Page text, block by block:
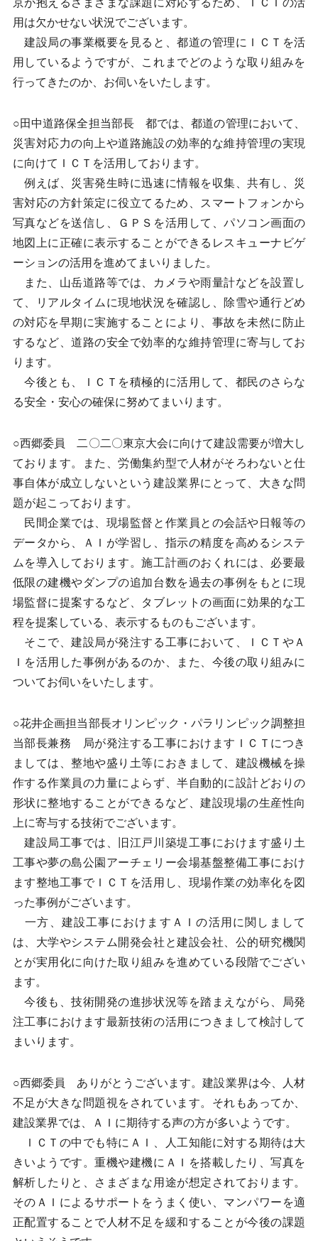
京が抱えるさまざまな課題に対応するため、ＩＣＴの活
用は欠かせない状況でございます。
建設局の事業概要を見ると、都道の管理にＩＣＴを活
用しているようですが、これまでどのような取り組みを
行ってきたのか、お伺いをいたします。
○田中道路保全担当部長 都では、都道の管理において、
災害対応力の向上や道路施設の効率的な維持管理の実現
に向けてＩＣＴを活用しております。
例えば、災害発生時に迅速に情報を収集、共有し、災
害対応の方針策定に役立てるため、スマートフォンから
写真などを送信し、ＧＰＳを活用して、パソコン画面の
地図上に正確に表示することができるレスキューナビゲ
ーションの活用を進めてまいりました。
また、山岳道路等では、カメラや雨量計などを設置し
て、リアルタイムに現地状況を確認し、除雪や通行どめ
の対応を早期に実施することにより、事故を未然に防止
するなど、道路の安全で効率的な維持管理に寄与してお
ります。
今後とも、ＩＣＴを積極的に活用して、都民のさらな
る安全・安心の確保に努めてまいります。
○西郷委員 二〇二〇東京大会に向けて建設需要が増大し
ております。また、労働集約型で人材がそろわないと仕
事自体が成立しないという建設業界にとって、大きな問
題が起こっております。
民間企業では、現場監督と作業員との会話や日報等の
データから、ＡＩが学習し、指示の精度を高めるシステ
ムを導入しております。施工計画のおくれには、必要最
低限の建機やダンプの追加台数を過去の事例をもとに現
場監督に提案するなど、タブレットの画面に効果的な工
程を提案している、表示するものもございます。
そこで、建設局が発注する工事において、ＩＣＴやＡ
Ｉを活用した事例があるのか、また、今後の取り組みに
ついてお伺いをいたします。
○花井企画担当部長オリンピック・パラリンピック調整担
当部長兼務 局が発注する工事におけますＩＣＴにつき
ましては、整地や盛り土等におきまして、建設機械を操
作する作業員の力量によらず、半自動的に設計どおりの
形状に整地することができるなど、建設現場の生産性向
上に寄与する技術でございます。
建設局工事では、旧江戸川築堤工事におけます盛り土
工事や夢の島公園アーチェリー会場基盤整備工事におけ
ます整地工事でＩＣＴを活用し、現場作業の効率化を図
った事例がございます。
一方、建設工事におけますＡＩの活用に関しまして
は、大学やシステム開発会社と建設会社、公的研究機関
とが実用化に向けた取り組みを進めている段階でござい
ます。
今後も、技術開発の進捗状況等を踏まえながら、局発
注工事におけます最新技術の活用につきまして検討して
まいります。
○西郷委員 ありがとうございます。建設業界は今、人材
不足が大きな問題視をされています。それもあってか、
建設業界では、ＡＩに期待する声の方が多いようです。
ＩＣＴの中でも特にＡＩ、人工知能に対する期待は大
きいようです。重機や建機にＡＩを搭載したり、写真を
解析したりと、さまざまな用途が想定されております。
そのＡＩによるサポートをうまく使い、マンパワーを適
正配置することで人材不足を緩和することが今後の課題